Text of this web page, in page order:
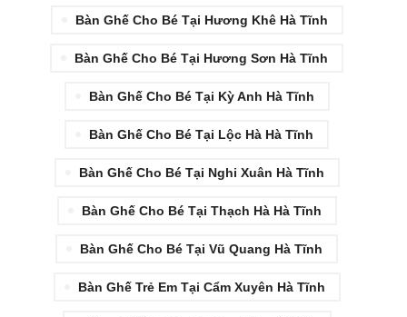
Bàn Ghế Cho Bé Tại Hương Khê Hà Tĩnh
Bàn Ghế Cho Bé Tại Hương Sơn Hà Tĩnh
Bàn Ghế Cho Bé Tại Kỳ Anh Hà Tĩnh
Bàn Ghế Cho Bé Tại Lộc Hà Hà Tĩnh
Bàn Ghế Cho Bé Tại Nghi Xuân Hà Tĩnh
Bàn Ghế Cho Bé Tại Thạch Hà Hà Tĩnh
Bàn Ghế Cho Bé Tại Vũ Quang Hà Tĩnh
Bàn Ghế Trẻ Em Tại Cẩm Xuyên Hà Tĩnh